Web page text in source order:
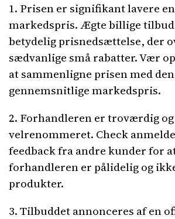
1. Prisen er signifikant lavere
markedspris. Ægte billige tilbud
betydelig prisnedsættelse, der
sædvanlige små rabatter. Vær
at sammenligne prisen med den
gennemsnitlige markedspris.
2. Forhandleren er troværdig og
velrenommeret. Check
feedback fra andre kunder for
forhandleren er pålidelig og
produkter.
3. Tilbuddet annonceres af en